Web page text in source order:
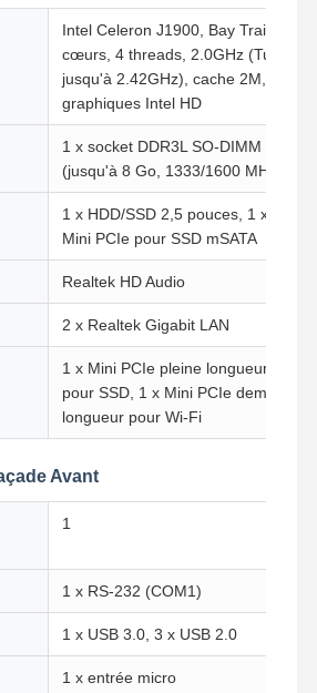
Intel Celeron J1900, Bay Trail, 4
cœurs, 4 threads, 2.0GHz (Turbo
jusqu'à 2.42GHz), cache 2M,
graphiques Intel HD
1 x socket DDR3L SO-DIMM
(jusqu'à 8 Go, 1333/1600 MHz)
1 x HDD/SSD 2,5 pouces, 1 x
Mini PCIe pour SSD mSATA
Realtek HD Audio
2 x Realtek Gigabit LAN
1 x Mini PCIe pleine longueur
pour SSD, 1 x Mini PCIe demi-
longueur pour Wi-Fi
Avant
1
1 x RS-232 (COM1)
1 x USB 3.0, 3 x USB 2.0
1 x entrée micro